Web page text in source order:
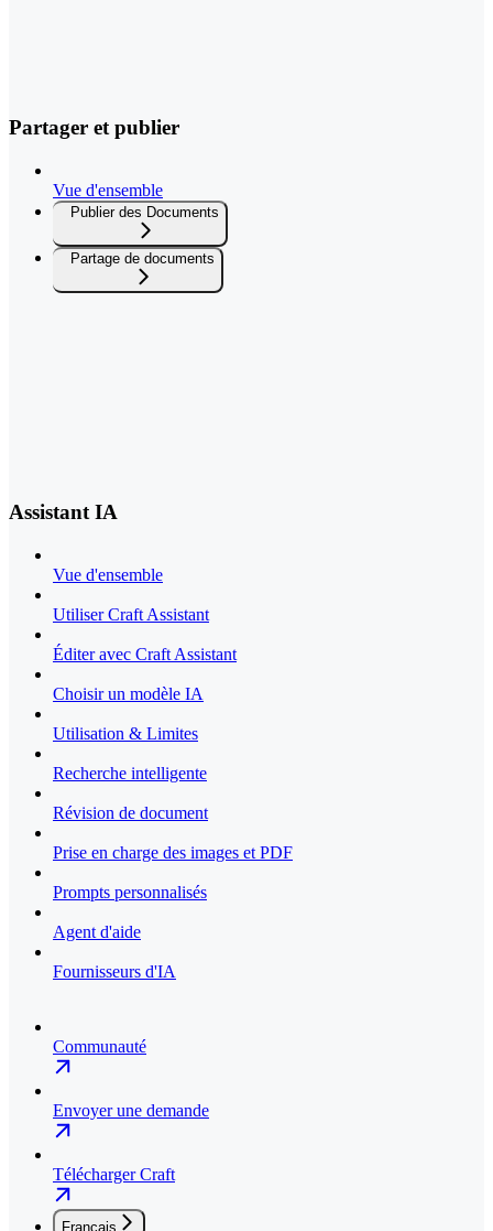
Partager et publier
Vue d'ensemble
Publier des Documents
Partage de documents
Assistant IA
Vue d'ensemble
Utiliser Craft Assistant
Éditer avec Craft Assistant
Choisir un modèle IA
Utilisation & Limites
Recherche intelligente
Révision de document
Prise en charge des images et PDF
Prompts personnalisés
Agent d'aide
Fournisseurs d'IA
Communauté
Envoyer une demande
Télécharger Craft
Français